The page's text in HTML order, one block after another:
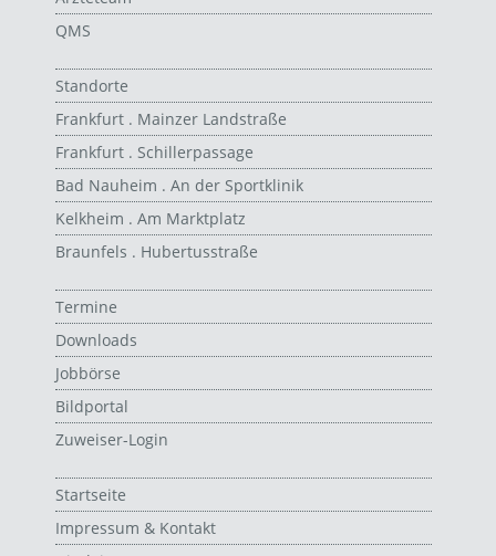
QMS
Standorte
Frankfurt . Mainzer Landstraße
Frankfurt . Schillerpassage
Bad Nauheim . An der Sportklinik
Kelkheim . Am Marktplatz
Braunfels . Hubertusstraße
Termine
Downloads
Jobbörse
Bildportal
Zuweiser-Login
Startseite
Impressum & Kontakt